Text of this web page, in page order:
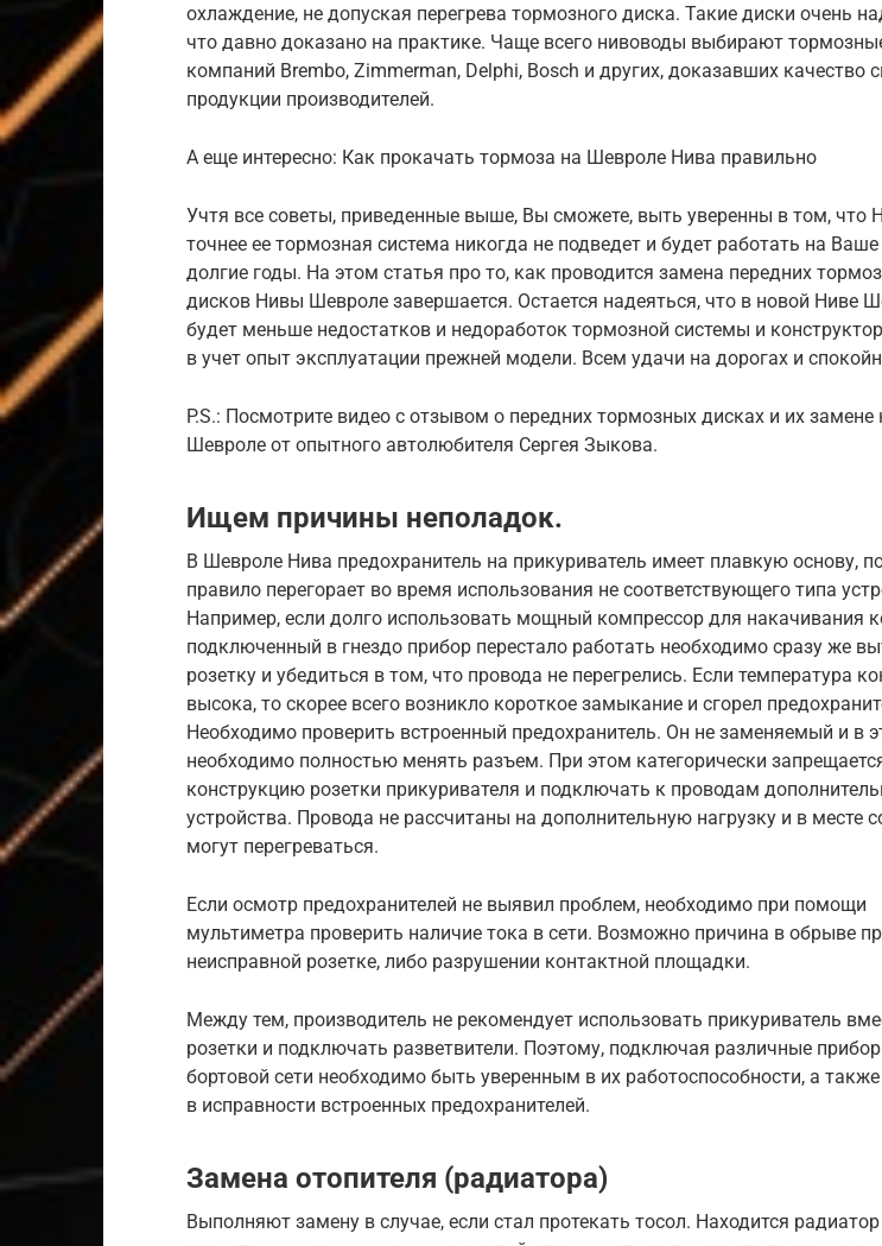
охлаждение, не допуская перегрева тормозного диска. Такие диски очень
что давно доказано на практике. Чаще всего нивоводы выбирают
компаний Brembo, Zimmerman, Delphi, Bosch и других, доказавших качество
продукции производителей.
А еще интересно: Как прокачать тормоза на Шевроле Нива правильно
Учтя все советы, приведенные выше, Вы сможете, выть уверенны в том, что
точнее ее тормозная система никогда не подведет и будет работать на Ваше
долгие годы. На этом статья про то, как проводится замена передних
дисков Нивы Шевроле завершается. Остается надеяться, что в новой Ниве
будет меньше недостатков и недоработок тормозной системы и
в учет опыт эксплуатации прежней модели. Всем удачи на дорогах и
P.S.: Посмотрите видео с отзывом о передних тормозных дисках и их замене
Шевроле от опытного автолюбителя Сергея Зыкова.
Ищем причины неполадок.
В Шевроле Нива предохранитель на прикуриватель имеет плавкую основу,
правило перегорает во время использования не соответствующего типа
Например, если долго использовать мощный компрессор для накачивания
подключенный в гнездо прибор перестало работать необходимо сразу же
розетку и убедиться в том, что провода не перегрелись. Если температура
высока, то скорее всего возникло короткое замыкание и сгорел
Необходимо проверить встроенный предохранитель. Он не заменяемый и в
необходимо полностью менять разъем. При этом категорически
конструкцию розетки прикуривателя и подключать к проводам
устройства. Провода не рассчитаны на дополнительную нагрузку и в месте
могут перегреваться.
Если осмотр предохранителей не выявил проблем, необходимо при помощи
мультиметра проверить наличие тока в сети. Возможно причина в обрыве
неисправной розетке, либо разрушении контактной площадки.
Между тем, производитель не рекомендует использовать прикуриватель
розетки и подключать разветвители. Поэтому, подключая различные
бортовой сети необходимо быть уверенным в их работоспособности, а
в исправности встроенных предохранителей.
Замена отопителя (радиатора)
Выполняют замену в случае, если стал протекать тосол. Находится радиатор